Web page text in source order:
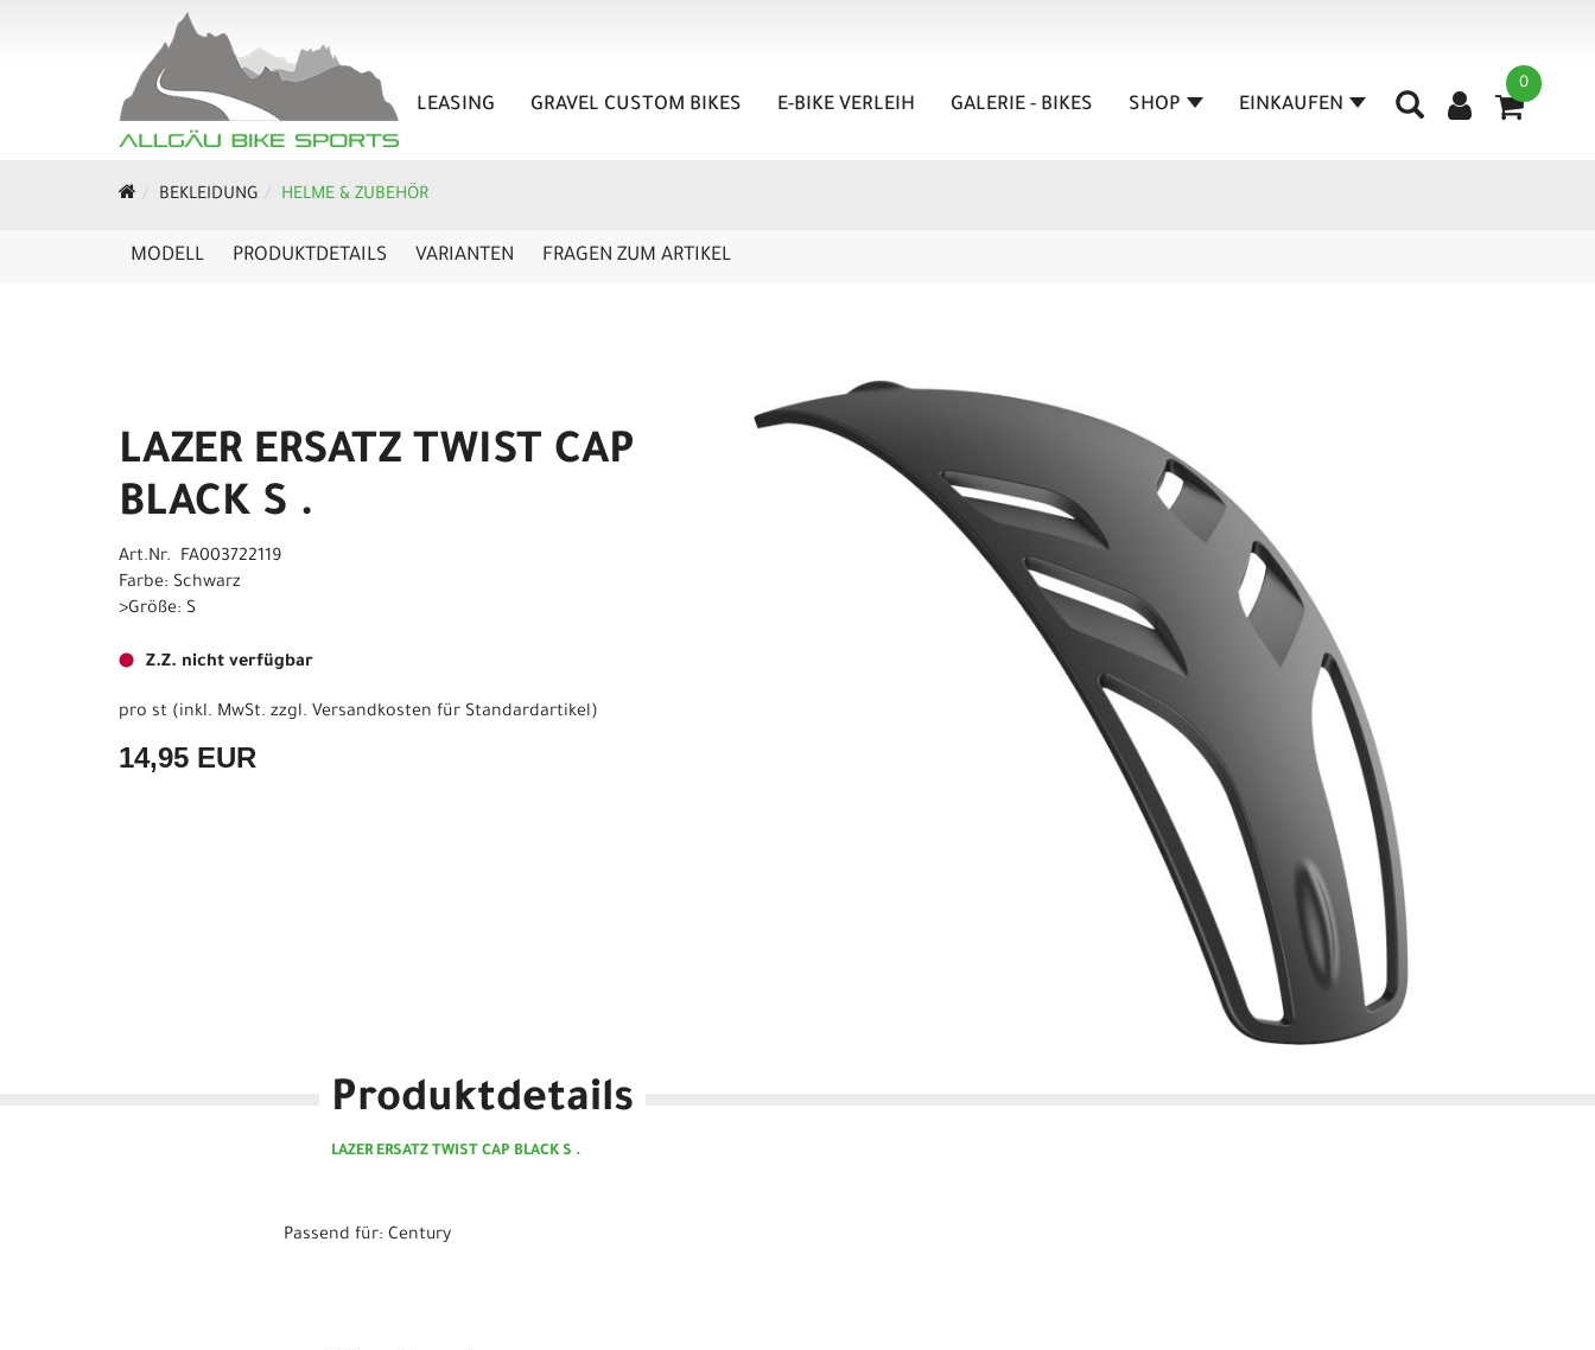
0
LEASING GRAVEL CUSTOM BIKES E-BIKE VERLEIH GALERIE - BIKES SHOP EINKAUFEN
BEKLEIDUNG HELME & ZUBEHÖR
MODELL PRODUKTDETAILS VARIANTEN FRAGEN ZUM ARTIKEL
LAZER ERSATZ TWIST CAP
BLACK S .
Art.Nr. FA003722119
Farbe: Schwarz
>Größe: S
Z.Z. nicht verfügbar
pro st (inkl. MwSt. zzgl. Versandkosten für Standardartikel)
14,95 EUR
Produktdetails
LAZER ERSATZ TWIST CAP BLACK S .
Passend für: Century